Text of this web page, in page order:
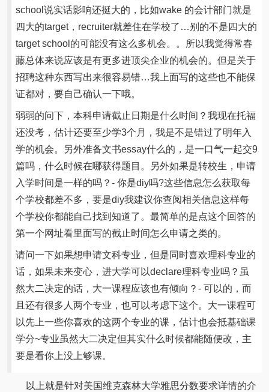
school说实话影响还挺大的，比如wake 的会计部门就是
四大的target，recruiter就差住在学校了…别的不是四大的
target school的可能没有这么多机会。。所以我觉得常春
藤总体来说应该是有更多进顶尖企业的机会的。但是关于
招聘这种东西写出来很容易错…我上面写的这些也不能保
证都对，要自己确认一下哦。
弱弱的问下，本科申请截止日期是什么时间？我现在托福
还没考，估计还要至少学3个月，我是不是错过了明年入
学的机会。另外准备文书essay什么的，是一口气一起交9
篇吗，什么时候在哪获得题目。另外如果是转校生，申请
入学时间是一样的吗？- 你是diy吗?这些信息怎么获取每
个学校都差不多，要是diy我建议你查阅相关信息这样每
个学校你都能自己找到知道了。最简单的是点这个回答的
第一个网址看里面写的截止时间怎么申请之类的。
请问一下如果想申请文科专业，但是同时喜欢理科专业的
话，如果未来变心，进大学可以declare理科专业吗？虽
然大二决定的话，大一课程应该也有倾向？- 可以的，而
且还有很多人两个专业，也可以考虑下这个。大一课程可
以先上一些你喜欢的这两个专业的课，估计也会抵基础课
学分~专业虽然大二决定但其实什么时候都能随便改，主
要是看你上没上够课。
以上就是针对美国维克森林大学雅思分数要求详情的介